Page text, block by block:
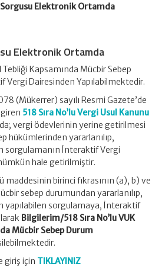
Sorgusu Elektronik Ortamda
Elektronik Ortamda
Tebliği Kapsamında Mücbir Sebep
Vergi Dairesinden Yapılabilmektedir.
(Mükerrer) sayılı Resmi Gazete’de
518 Sıra No’lu Vergi Usul Kanunu
vergi ödevlerinin yerine getirilmesi
hükümlerinden yararlanılıp,
sorgulamanın İnteraktif Vergi
hale getirilmiştir.
maddesinin birinci fıkrasının (a), b) ve
sebep durumundan yararlanılıp,
yapılabilen sorgulamaya, İnteraktif
Bilgilerim/518 Sıra No’lu VUK
Mücbir Sebep Durum
giriş için TIKLAYINIZ